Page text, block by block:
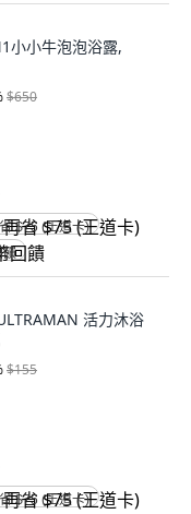
小小牛泡泡浴露,
$650
$75 (王道卡)
饋
活力沐浴
$155
$75 (王道卡)